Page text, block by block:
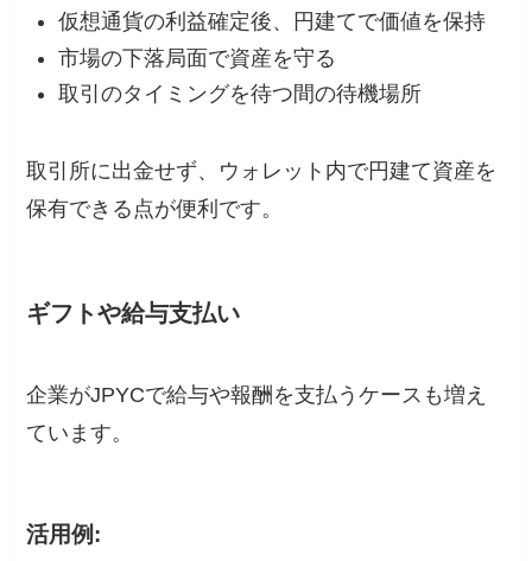
仮想通貨の利益確定後、円建てで価値を保持
市場の下落局面で資産を守る
取引のタイミングを待つ間の待機場所
取引所に出金せず、ウォレット内で円建て資産を
保有できる点が便利です。
ギフトや給与支払い
企業がJPYCで給与や報酬を支払うケースも増え
ています。
活用例: